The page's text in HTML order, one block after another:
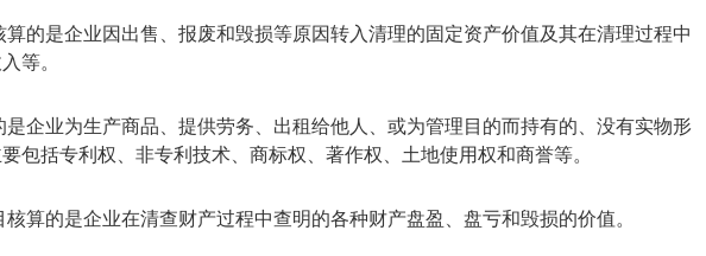
的是企业因出售、报废和毁损等原因转入清理的固定资产价值及其在清理过程中
等。
企业为生产商品、提供劳务、出租给他人、或为管理目的而持有的、没有实物形
包括专利权、非专利技术、商标权、著作权、土地使用权和商誉等。
算的是企业在清查财产过程中查明的各种财产盘盈、盘亏和毁损的价值。